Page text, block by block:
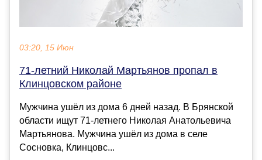
03:20, 15 Июн
71-летний Николай Мартьянов пропал в
Клинцовском районе
Мужчина ушёл из дома 6 дней назад. В Брянской
области ищут 71-летнего Николая Анатольевича
Мартьянова. Мужчина ушёл из дома в селе
Сосновка, Клинцовс...